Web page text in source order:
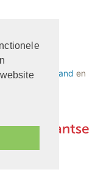
tussen de
in Nederland en